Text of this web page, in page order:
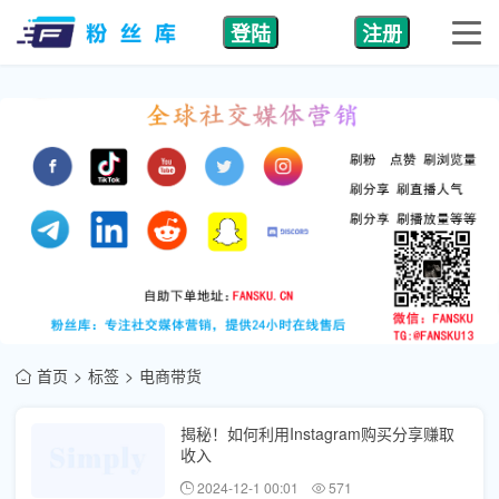
登陆 注册
首页 标签 电商带货
揭秘！如何利用Instagram购买分享赚取
收入
2024-12-1 00:01 571